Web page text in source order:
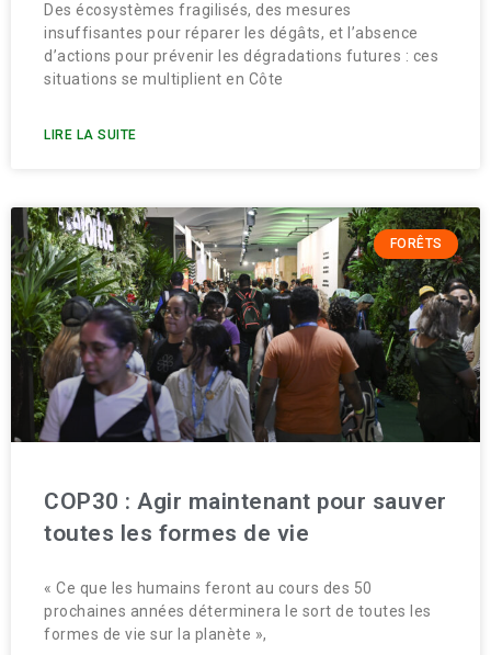
Des écosystèmes fragilisés, des mesures
insuffisantes pour réparer les dégâts, et l’absence
d’actions pour prévenir les dégradations futures : ces
situations se multiplient en Côte
LIRE LA SUITE
FORÊTS
COP30 : Agir maintenant pour sauver
toutes les formes de vie
« Ce que les humains feront au cours des 50
prochaines années déterminera le sort de toutes les
formes de vie sur la planète »,